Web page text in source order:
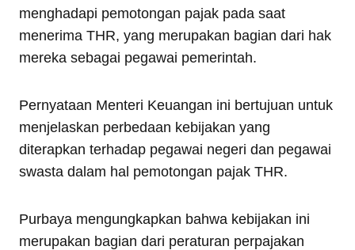
menghadapi pemotongan pajak pada saat
menerima THR, yang merupakan bagian dari hak
mereka sebagai pegawai pemerintah.
Pernyataan Menteri Keuangan ini bertujuan untuk
menjelaskan perbedaan kebijakan yang
diterapkan terhadap pegawai negeri dan pegawai
swasta dalam hal pemotongan pajak THR.
Purbaya mengungkapkan bahwa kebijakan ini
merupakan bagian dari peraturan perpajakan